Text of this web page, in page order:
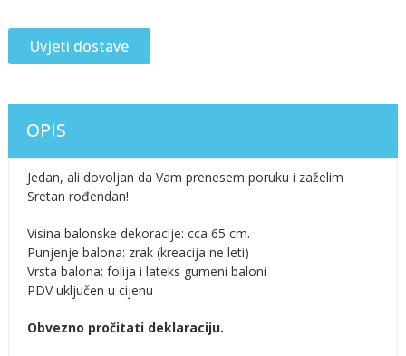
Uvjeti dostave
OPIS
Jedan, ali dovoljan da Vam prenesem poruku i zaželim
Sretan rođendan!
Visina balonske dekoracije: cca 65 cm.
Punjenje balona: zrak (kreacija ne leti)
Vrsta balona: folija i lateks gumeni baloni
PDV uključen u cijenu
Obvezno pročitati deklaraciju.